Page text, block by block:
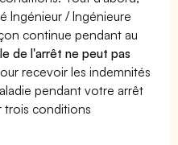
Ingénieur / Ingénieure
continue pendant au
de l'arrêt ne peut pas
recevoir les indemnités
pendant votre arrêt
trois conditions